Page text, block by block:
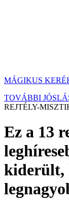
MÁGIKUS
TOVÁBBI
REJTÉLY-
Ez a 13
kiderült,